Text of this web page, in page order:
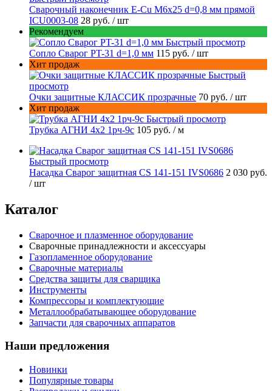
Сварочный наконечник E-Cu M6x25 d=0,8 мм прямой
ICU0003-08 28 руб. / шт
Рекомендуем
Быстрый просмотр
Сопло Сварог PT-31 d=1,0 мм 115 руб. / шт
Хит продаж
Быстрый
просмотр
Очки защитные КЛАССИК прозрачные 70 руб. / шт
Хит продаж
Быстрый просмотр
Трубка АГНИ 4х2 1рч-9с 105 руб. / м
Быстрый просмотр
Насадка Сварог защитная CS 141-151 IVS0686 2 030 руб.
/ шт
Каталог
Сварочное и плазменное оборудование
Сварочные принадлежности и аксессуары
Газопламенное оборудование
Сварочные материалы
Средства защиты для сварщика
Инструменты
Компрессоры и комплектующие
Металлообрабатывающее оборудование
Запчасти для сварочных аппаратов
Наши предложения
Новинки
Популярные товары